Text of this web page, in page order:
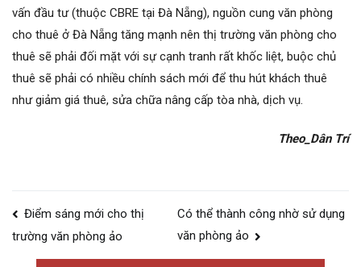
vấn đầu tư (thuộc CBRE tại Đà Nẵng), nguồn cung văn phòng
cho thuê ở Đà Nẵng tăng mạnh nên thị trường văn phòng cho
thuê sẽ phải đối mặt với sự cạnh tranh rất khốc liệt, buộc chủ
thuê sẽ phải có nhiều chính sách mới để thu hút khách thuê
như giảm giá thuê, sửa chữa nâng cấp tòa nhà, dịch vụ.
Theo_Dân Trí
Điều
hướng
Điểm sáng mới cho thị
trường văn phòng ảo
Có thể thành công nhờ sử dụng
văn phòng ảo